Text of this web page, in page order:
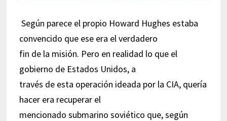
Según parece el propio Howard Hughes estaba
convencido que ese era el verdadero
fin de la misión. Pero en realidad lo que el
gobierno de Estados Unidos, a
través de esta operación ideada por la CIA, quería
hacer era recuperar el
mencionado submarino soviético que, según